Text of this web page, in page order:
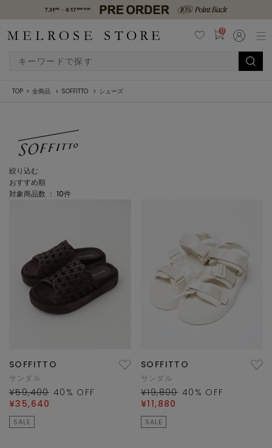
0
TOP 全商品 SOFFITTO シューズ
絞り込む
おすすめ順
対象商品数 ： 10件
SOFFITTO
サンダル
¥59,400 40 % OFF
¥35,640
SALE
SOFFITTO
サンダル
¥19,800 40 % OFF
¥11,880
SALE